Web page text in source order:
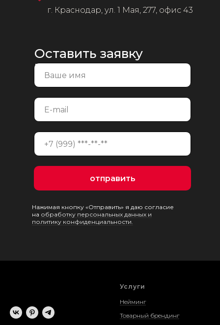
отправить
Оставить заявку
на консультацию
г. Краснодар, ул. 1 Мая, 277, офис 43
Нажимая кнопку «Отправить» я даю согласие
на обработку персональных данных и
политику конфиденциальности.
Услуги
Нейминг
Товарный брендинг